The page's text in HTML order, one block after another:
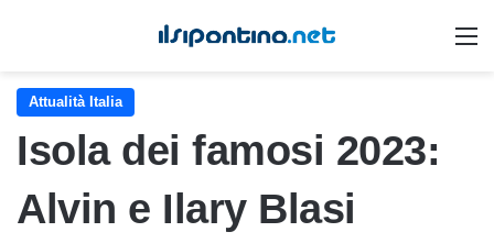
Attualità Italia
Isola dei famosi 2023:
Alvin e Ilary Blasi